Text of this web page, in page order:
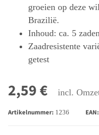
groeien op deze
Brazilië.
Inhoud: ca. 5
Zaadresistente
getest
2,59 € incl.
Artikelnummer: 1236 EAN: